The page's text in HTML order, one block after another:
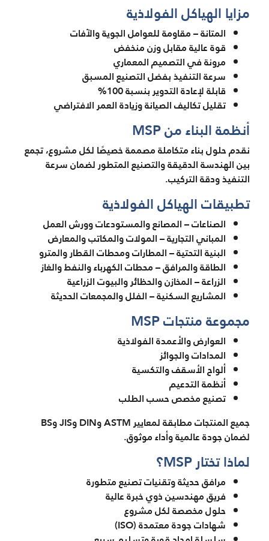
مزايا الهياكل الفولاذية
المتانة – مقاومة للعوامل الجوية والآفات
قوة عالية مقابل وزن منخفض
مرونة في التصميم المعماري
سرعة التنفيذ بفضل التصنيع المسبق
قابلة لإعادة التدوير بنسبة 100%
تقليل تكاليف الصيانة وزيادة العمر الافتراضي
أنظمة البناء من MSP
نقدم حلول بناء متكاملة مصممة خصيصًا لكل مشروع، تجمع
بين الهندسة الدقيقة والتصنيع المتطور لضمان سرعة
التنفيذ ودقة التركيب.
تطبيقات الهياكل الفولاذية
الصناعات – المصانع والمستودعات وورش العمل
المباني التجارية – المولات والمكاتب والمعارض
البنية التحتية – المطارات ومحطات القطار والمترو
الطاقة والمرافق – محطات الكهرباء والنفط والغاز
الزراعة – المخازن والحظائر والبيوت الزراعية
المشاريع السكنية – الفلل والمجمعات الحديثة
مجموعة منتجات MSP
العوارض والأعمدة الفولاذية
المدادات والجوائز
ألواح الأسقف والتكسية
أنظمة التدعيم
تصنيع مخصص حسب الطلب
جميع المنتجات مطابقة لمعايير ASTM وDIN وJIS وBS
لضمان جودة عالمية وأداء موثوق.
لماذا تختار MSP؟
مرافق حديثة وتقنيات تصنيع متطورة
فريق مهندسين ذوي خبرة عالية
حلول مخصصة لكل مشروع
شهادات جودة معتمدة (ISO)